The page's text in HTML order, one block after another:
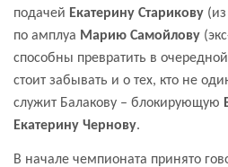
подачей Екатерину Старикову
по амплуа Марию Самойлову
способны превратить в
стоит забывать и о тех, кто не
служит Балакову – блокирующую
Екатерину Чернову.
В начале чемпионата принято